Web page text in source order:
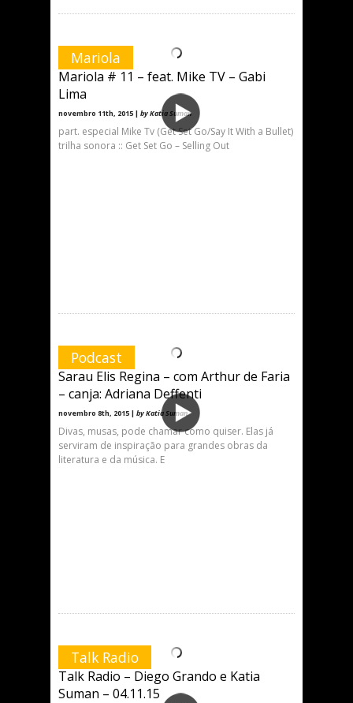
Mariola
Mariola # 11 – feat. Mike TV – Gabi
Lima
novembro 11th, 2015 | by Katia Suman
part. especial Mike Tv (Get Set Go/Say It With a Bullet)
trilha sonora :: Get Set Go – Selling Out
Podcast
Sarau Elis Regina – com Arthur de Faria
– canja: Adriana Deffenti
novembro 8th, 2015 | by Katia Suman
Divas, musas, pode chamar como quiser. Elas já
serviram de inspiração para grandes obras da
literatura e da música. E
Talk Radio
Talk Radio – Diego Grando e Katia
Suman – 04.11.15